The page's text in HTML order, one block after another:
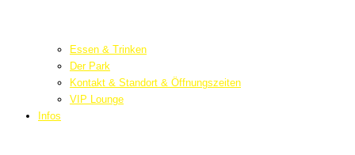
Essen & Trinken
Der Park
Kontakt & Standort & Öffnungszeiten
VIP Lounge
Infos